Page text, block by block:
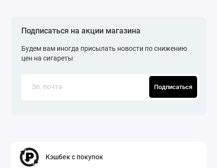
Подписаться на акции магазина
Будем вам иногда присылать новости по снижению
цен на сигареты
Подписаться
Кэшбек с покупок